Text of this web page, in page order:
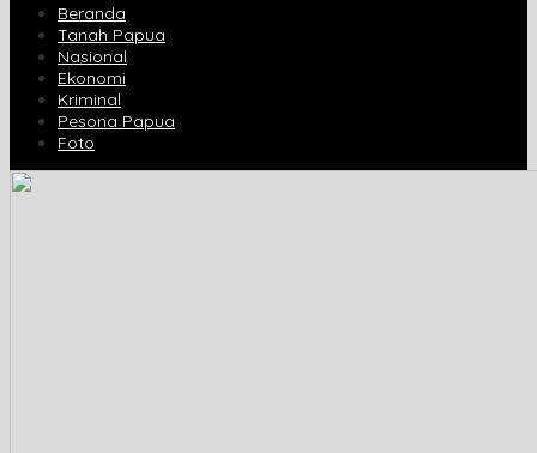
Beranda
Tanah Papua
Nasional
Ekonomi
Kriminal
Pesona Papua
Foto